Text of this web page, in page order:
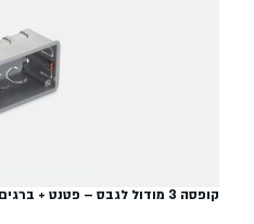
קופסה 3 מודול לגבס – פטנט + ברגים